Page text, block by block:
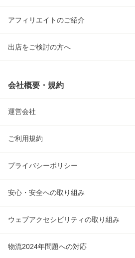
アフィリエイトのご紹介
出店をご検討の方へ
会社概要・規約
運営会社
ご利用規約
プライバシーポリシー
安心・安全への取り組み
ウェブアクセシビリティの取り組み
物流2024年問題への対応